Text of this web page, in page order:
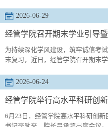
联合主题党日活动。全体党员在实
神、汲取奋进力量。观发展变迁，
家山里共创学堂，参观杨家山里规
2026-06-29
经管学院召开期末学业引导
为持续深化学风建设，筑牢诚信考
末复习，近日，经管学院召开期末
交流等内容开展专题教育。会议伊
梳理课堂出勤、课堂注意力等突出
核制度，强调学习积累，功在日常
2026-06-24
经管学院举行高水平科研创
6月23日，经管学院高水平科研创